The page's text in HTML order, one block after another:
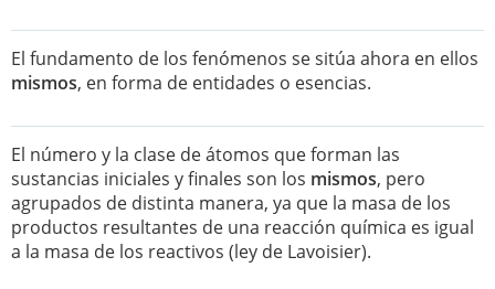
El fundamento de los fenómenos se sitúa ahora en ellos
mismos, en forma de entidades o esencias.
El número y la clase de átomos que forman las
sustancias iniciales y finales son los mismos, pero
agrupados de distinta manera, ya que la masa de los
productos resultantes de una reacción química es igual
a la masa de los reactivos (ley de Lavoisier).